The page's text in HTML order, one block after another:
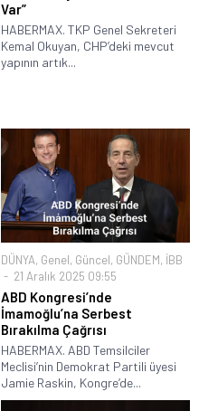
Var”
HABERMAX. TKP Genel Sekreteri
Kemal Okuyan, CHP’deki mevcut
yapının artık...
DÜNYA, Genel, Güncel, GÜNDEM, İBB
21 Aralık 2025 09:55
ABD Kongresi’nde
İmamoğlu’na Serbest
Bırakılma Çağrısı
HABERMAX. ABD Temsilciler
Meclisi’nin Demokrat Partili üyesi
Jamie Raskin, Kongre’de...